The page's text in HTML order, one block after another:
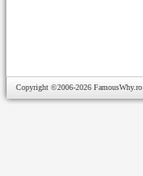
Copyright ©2006-2026 FamousWhy.ro